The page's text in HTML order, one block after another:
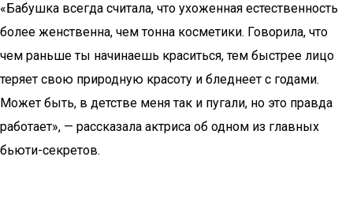
«Бабушка всегда считала, что ухоженная естественность
более женственна, чем тонна косметики. Говорила, что
чем раньше ты начинаешь краситься, тем быстрее лицо
теряет свою природную красоту и бледнеет с годами.
Может быть, в детстве меня так и пугали, но это правда
работает», — рассказала актриса об одном из главных
бьюти-секретов.